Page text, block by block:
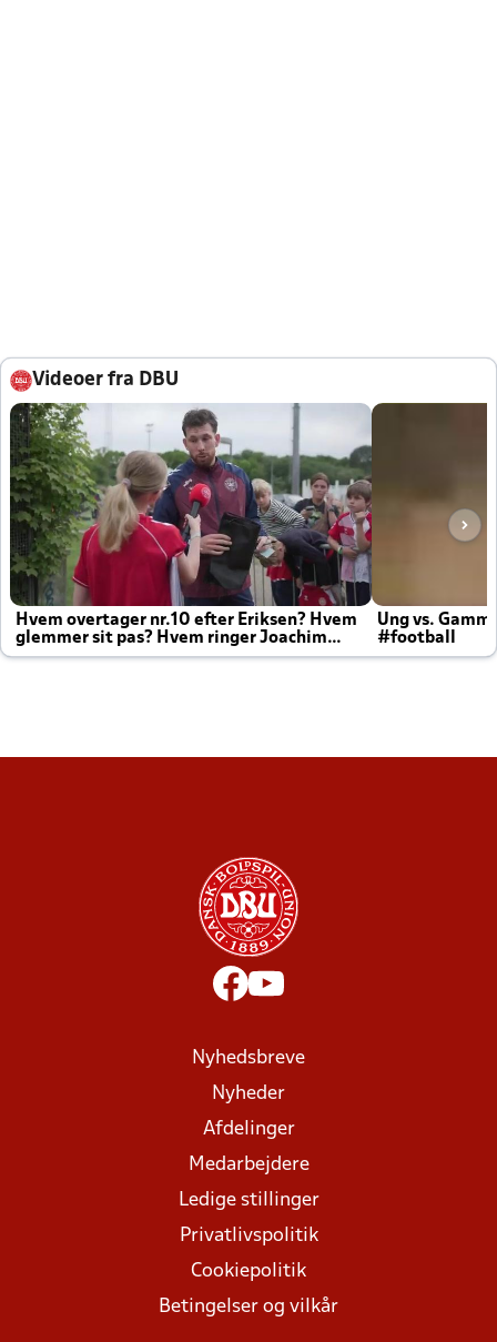
Videoer fra DBU
Hvem overtager nr.10 efter Eriksen? Hvem
glemmer sit pas? Hvem ringer Joachim
altid til efter kampe?
Ung vs.
#football
Nyhedsbreve
Nyheder
Afdelinger
Medarbejdere
Ledige stillinger
Privatlivspolitik
Cookiepolitik
Betingelser og vilkår